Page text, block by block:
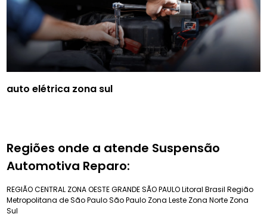
auto elétrica zona sul
Regiões onde a atende Suspensão
Automotiva Reparo:
REGIÃO CENTRAL ZONA OESTEGRANDE SÃO PAULOLitoral Brasil Região
Metropolitana de São PauloSão Paulo Zona Leste Zona Norte Zona
Sul